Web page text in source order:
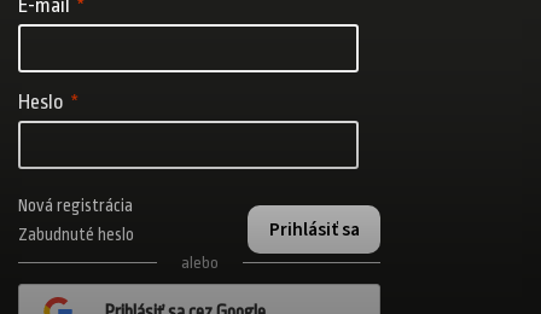
E-mail
Heslo
Prihlásiť sa
Nová registrácia
Zabudnuté heslo
alebo